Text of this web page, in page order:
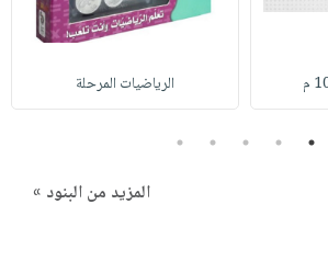
الرياضيات المرحلة
1
2
3
4
5
المزيد من البنود »